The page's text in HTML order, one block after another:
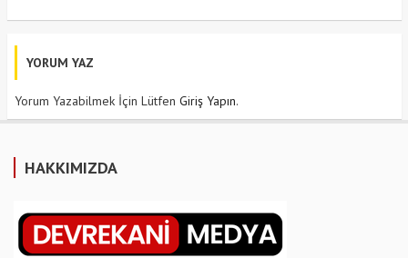
YORUM YAZ
Yorum Yazabilmek İçin Lütfen Giriş Yapın.
HAKKIMIZDA